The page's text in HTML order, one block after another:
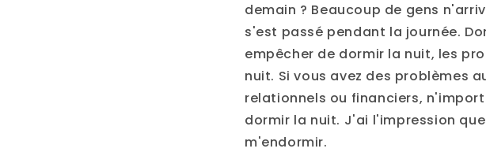
demain ? Beaucoup de gens
s'est passé pendant la journée.
empêcher de dormir la nuit, les
nuit. Si vous avez des problèmes
relationnels ou financiers,
dormir la nuit. J'ai l'impression
m'endormir.